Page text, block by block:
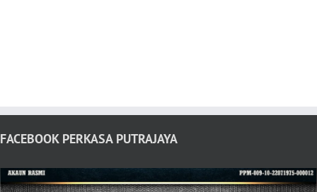
FACEBOOK PERKASA PUTRAJAYA